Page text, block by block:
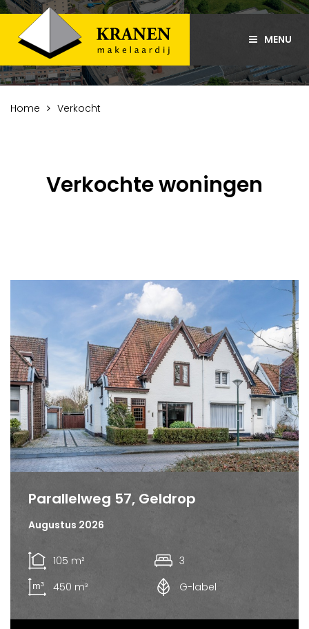
MENU
Home Verkocht
Verkochte woningen
Parallelweg 57, Geldrop
Augustus 2026
105 m²
3
450 m³
G-label